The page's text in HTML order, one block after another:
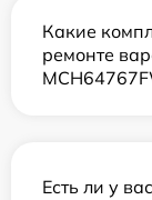
Какие
ремонте
Есть ли у